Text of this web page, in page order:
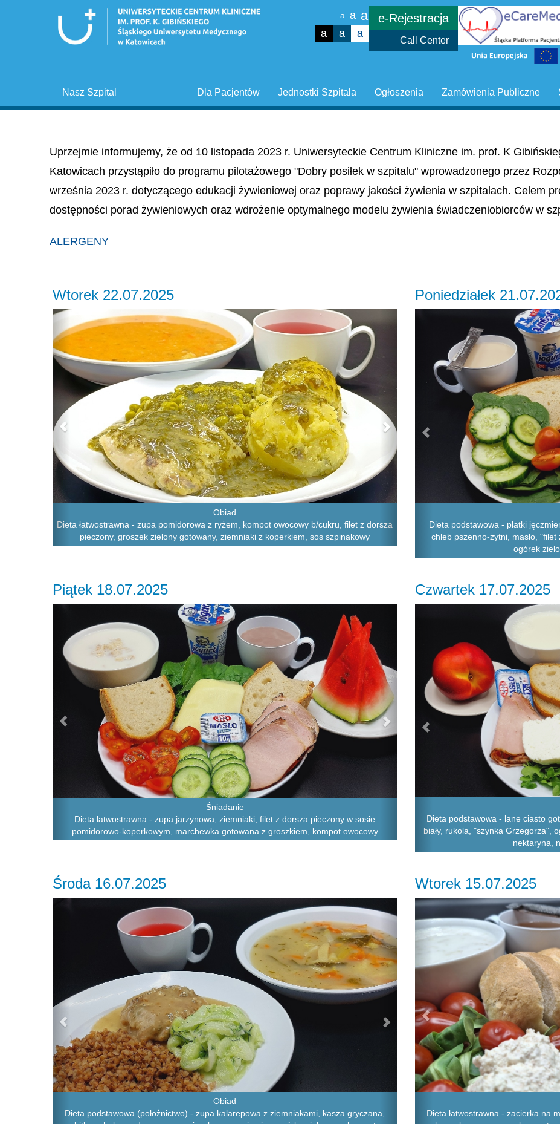
a a a
a a a
e-Rejestracja
Call Center
Zamówienia Publiczne
Ogłoszenia
Jednostki Szpitala
Dla Pacjentów
Nasz Szpital
Uprzejmie informujemy, że od 10 listopada 2023 r. Uniwersyteckie Centrum Kliniczne im. prof. K
Katowicach przystąpiło do programu pilotażowego "Dobry posiłek w szpitalu" wprowadzonego przez
września 2023 r. dotyczącego edukacji żywieniowej oraz poprawy jakości żywienia w szpitalach. Celem
dostępności porad żywieniowych oraz wdrożenie optymalnego modelu żywienia świadczeniobiorców w
ALERGENY
Wtorek 22.07.2025
Obiad
Dieta łatwostrawna - zupa pomidorowa z ryżem, kompot owocowy b/cukru, filet z dorsza
pieczony, groszek zielony gotowany, ziemniaki z koperkiem, sos szpinakowy
Previous
Poniedziałek
Dieta podstawowa - płatki
chleb pszenno-żytni, masło, "filet
ogórek
Piątek 18.07.2025
Śniadanie
Dieta łatwostrawna - zupa jarzynowa, ziemniaki, filet z dorsza pieczony w sosie
pomidorowo-koperkowym, marchewka gotowana z groszkiem, kompot owocowy
Czwartek 17.07.2025
Dieta podstawowa - lane ciasto
biały, rukola, "szynka Grzegorza",
nektaryna,
Środa 16.07.2025
Obiad
Dieta podstawowa (położnictwo) - zupa kalarepowa z ziemniakami, kasza gryczana,
Wtorek 15.07.2025
Dieta łatwostrawna - zacierka na
Previous